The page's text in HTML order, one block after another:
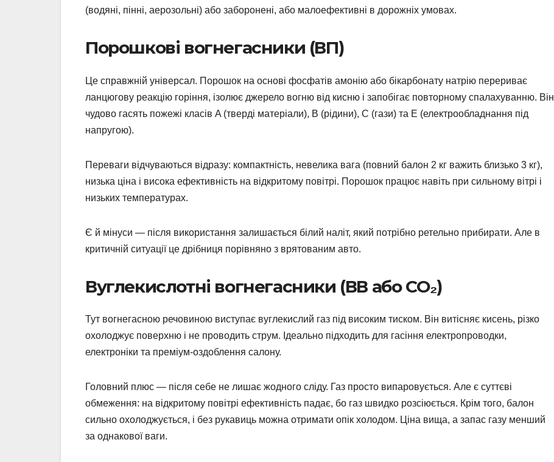
(водяні, пінні, аерозольні) або заборонені, або малоефективні в дорожніх умовах.
Порошкові вогнегасники (ВП)
Це справжній універсал. Порошок на основі фосфатів амонію або бікарбонату натрію перериває
ланцюгову реакцію горіння, ізолює джерело вогню від кисню і запобігає повторному спалахуванню. Він
чудово гасять пожежі класів A (тверді матеріали), B (рідини), C (гази) та E (електрообладнання під
напругою).
Переваги відчуваються відразу: компактність, невелика вага (повний балон 2 кг важить близько 3 кг),
низька ціна і висока ефективність на відкритому повітрі. Порошок працює навіть при сильному вітрі і
низьких температурах.
Є й мінуси — після використання залишається білий наліт, який потрібно ретельно прибирати. Але в
критичній ситуації це дрібниця порівняно з врятованим авто.
Вуглекислотні вогнегасники (ВВ або CO₂)
Тут вогнегасною речовиною виступає вуглекислий газ під високим тиском. Він витісняє кисень, різко
охолоджує поверхню і не проводить струм. Ідеально підходить для гасіння електропроводки,
електроніки та преміум-оздоблення салону.
Головний плюс — після себе не лишає жодного сліду. Газ просто випаровується. Але є суттєві
обмеження: на відкритому повітрі ефективність падає, бо газ швидко розсіюється. Крім того, балон
сильно охолоджується, і без рукавиць можна отримати опік холодом. Ціна вища, а запас газу менший
за однакової ваги.